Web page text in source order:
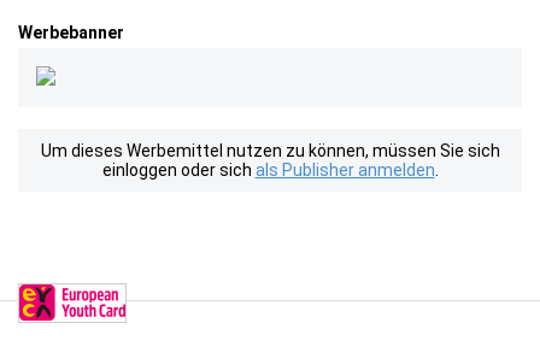
Werbebanner
Um dieses Werbemittel nutzen zu können, müssen Sie sich
einloggen oder sich als Publisher anmelden